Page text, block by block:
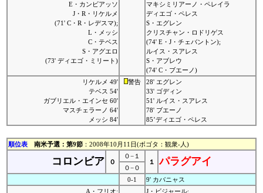
E・カンビアッソ
J・R・リケルメ
(71' C・R・レデスマ);
L・メッシ
C・テベス
S・アグエロ
(73' ディエゴ・ミリート)
マキシミリアーノ・ペレイラ
ディエゴ・ペレス
S・エグレン
クリスチャン・ロドリゲス
(74' E・J・チェバントン);
ルイス・スアレス
S・アブレウ
(74' C・ブエーノ)
リケルメ 49'
テベス 54'
ガブリエル・エインセ 60'
マスチェラーノ 64'
メッシ 84'
警告
28' エグレン
33' ゴディン
51' ルイス・スアレス
78' ブエーノ
85’ディエゴ・ペレス
順位表 南米予選：第9節 ：2008年10月11日(ボゴタ：観衆-人)
コロンビア ０
０−１
１
パラグアイ
０−０
0-1
9' カバニャス
A・フリオ;
J・ビジャール;